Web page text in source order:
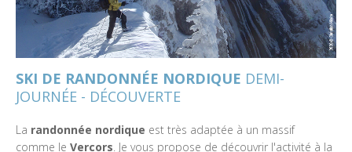
SKI DE RANDONNÉE NORDIQUE DEMI-
JOURNÉE - DÉCOUVERTE
La randonnée nordique est très adaptée à un massif
comme le Vercors . Je vous propose de découvrir l'activité à la